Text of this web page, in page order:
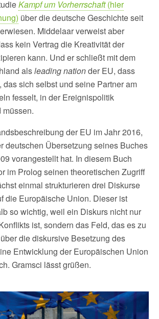
Kampf um Vorherrschaft(hier
über die deutsche Geschichte seit
Middelaar verweist aber
kein Vertrag die Kreativität der
kann. Und er schließt mit dem
alsleading nationder EU, dass
das sich selbst und seine Partner am
fesselt, in der Ereignispolitik
der EU im Jahr 2016,
deutschen Übersetzung seines Buches
vorangestellt hat. In diesem Buch
im Prolog seinen theoretischen Zugriff
einmal strukturieren drei Diskurse
die Europäische Union. Dieser ist
so wichtig, weil ein Diskurs nicht nur
ist, sondern das Feld, das es zu
die diskursive Besetzung des
Entwicklung der Europäischen Union
Gramsci lässt grüßen.